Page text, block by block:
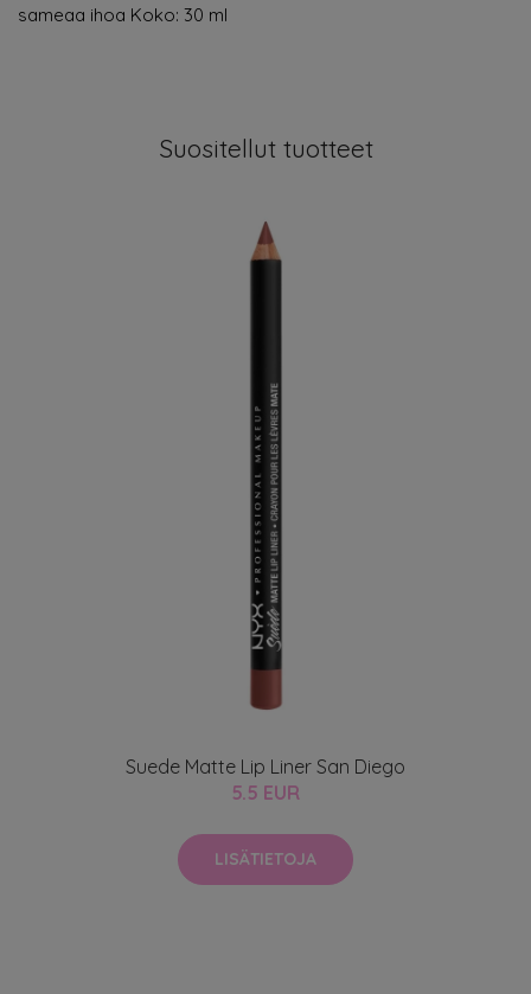
sameaa ihoa Koko: 30 ml
Suositellut tuotteet
Suede Matte Lip Liner San Diego
5.5 EUR
LISÄTIETOJA